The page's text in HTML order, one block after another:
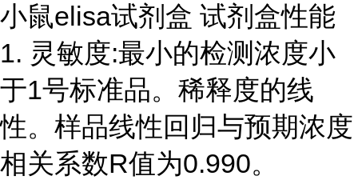
小鼠elisa试剂盒 试剂盒性能
1. 灵敏度:最小的检测浓度小
于1号标准品。稀释度的线
性。样品线性回归与预期浓度
相关系数R值为0.990。